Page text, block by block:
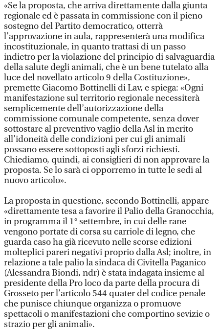
«Se la proposta, che arriva direttamente dalla giunta
regionale ed è passata in commissione con il pieno
sostegno del Partito democratico, otterrà
l’approvazione in aula, rappresenterà una modifica
incostituzionale, in quanto trattasi di un passo
indietro per la violazione del principio di salvaguardia
della salute degli animali, che è un bene tutelato alla
luce del novellato articolo 9 della Costituzione»,
premette Giacomo Bottinelli di Lav, e spiega: «Ogni
manifestazione sul territorio regionale necessiterà
semplicemente dell’autorizzazione della
commissione comunale competente, senza dover
sottostare al preventivo vaglio della Asl in merito
all’idoneità delle condizioni per cui gli animali
possano essere sottoposti agli sforzi richiesti.
Chiediamo, quindi, ai consiglieri di non approvare la
proposta. Se lo sarà ci opporremo in tutte le sedi al
nuovo articolo».
La proposta in questione, secondo Bottinelli, appare
«direttamente tesa a favorire il Palio della Granocchia,
in programma il 1° settembre, in cui delle rane
vengono portate di corsa su carriole di legno, che
guarda caso ha già ricevuto nelle scorse edizioni
molteplici pareri negativi proprio dalla Asl; inoltre, in
relazione a tale palio la sindaca di Civitella Paganico
(Alessandra Biondi, ndr) è stata indagata insieme al
presidente della Pro loco da parte della procura di
Grosseto per l’articolo 544 quater del codice penale
che punisce chiunque organizza o promuove
spettacoli o manifestazioni che comportino sevizie o
strazio per gli animali».